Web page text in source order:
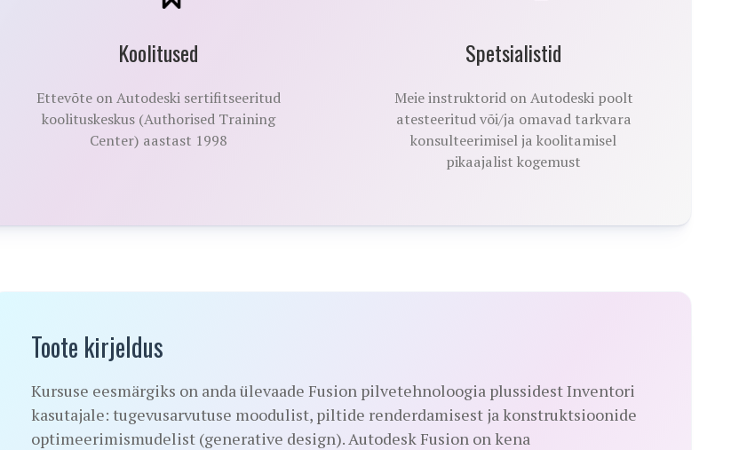
Koolitused
Ettevõte on Autodeski sertifitseeritud
koolituskeskus (Authorised Training
Center) aastast 1998
Spetsialistid
Meie instruktorid on Autodeski poolt
atesteeritud või/ja omavad tarkvara
konsulteerimisel ja koolitamisel
pikaajalist kogemust
Toote kirjeldus
Kursuse eesmärgiks on anda ülevaade Fusion pilvetehnoloogia plussidest Inventori
kasutajale: tugevusarvutuse moodulist, piltide renderdamisest ja konstruktsioonide
optimeerimismudelist (generative design). Autodesk Fusion on kena